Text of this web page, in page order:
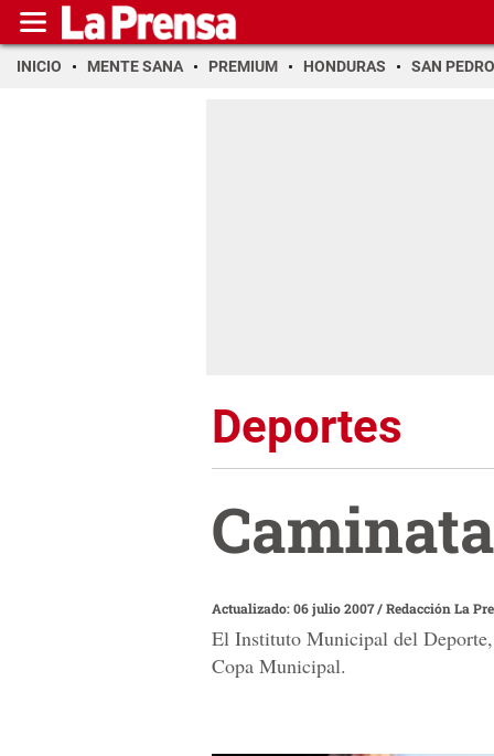
INICIO MENTE SANA PREMIUM HONDURAS SAN PEDRO
Deportes
Actualizado: 06 julio 2007/Redacción La
El Instituto Municipal del
Copa Municipal.